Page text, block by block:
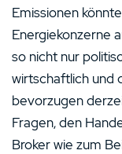
Emissionen
Energiekonzerne
so nicht nur
wirtschaftlich und
bevorzugen
Fragen, den
Broker wie zum